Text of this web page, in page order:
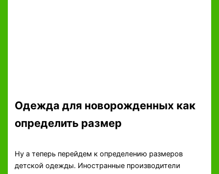
Одежда для новорожденных как
определить размер
Ну а теперь перейдем к определению размеров
детской одежды. Иностранные производители